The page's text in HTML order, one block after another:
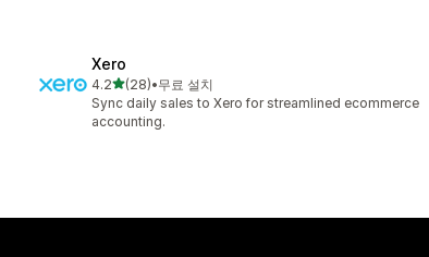
Xero
4.2별 5개 중
(28)
총 리뷰 28개
•무료 설치
Sync daily sales to Xero for streamlined ecommerce
accounting.